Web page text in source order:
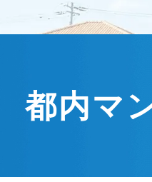
都内マ